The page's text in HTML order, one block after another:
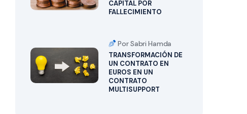
CAPITAL POR
FALLECIMIENTO
Por Sabri Hamda
TRANSFORMACIÓN DE
UN CONTRATO EN
EUROS EN UN
CONTRATO
MULTISUPPORT